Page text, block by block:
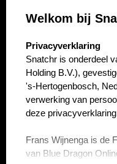
Welkom bij
select language
Privacyverklaring
Snatchr is onderdeel
Holding B.V.),
's-Hertogenbosch,
verwerking van
deze
Frans Wijnenga is de
van Blue Dragon